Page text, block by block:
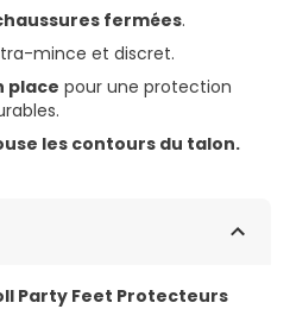
fermées.
mince et discret.
place pour une protection
les contours du talon.
Party Feet Protecteurs